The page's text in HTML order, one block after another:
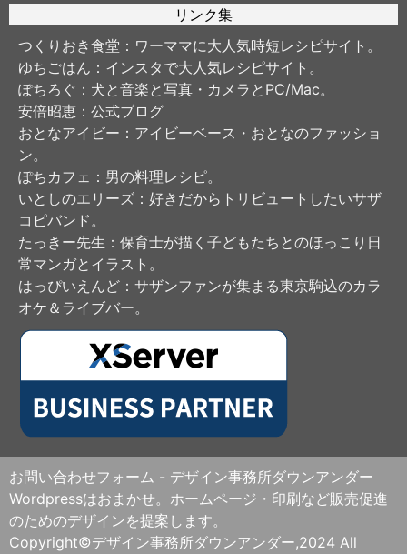
リンク集
つくりおき食堂 ：ワーママに大人気時短レシピサイト。
ゆちごはん ：インスタで大人気レシピサイト。
ぽちろぐ ：犬と音楽と写真・カメラとPC/Mac。
安倍昭恵 ：公式ブログ
おとなアイビー ：アイビーベース・おとなのファッショ
ン。
ぽちカフェ ：男の料理レシピ。
いとしのエリーズ ：好きだからトリビュートしたいサザ
コピバンド。
たっきー先生 ：保育士が描く子どもたちとのほっこり日
常マンガとイラスト。
はっぴいえんど ：サザンファンが集まる東京駒込のカラ
オケ＆ライブバー。
お問い合わせフォーム - デザイン事務所ダウンアンダー
Wordpressはおまかせ。ホームページ・印刷など販売促進
のためのデザインを提案します。
Copyright©デザイン事務所ダウンアンダー,2024 All